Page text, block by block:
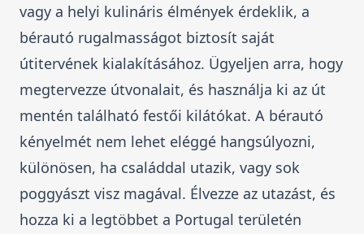
vagy a helyi kulináris élmények érdeklik, a
bérautó rugalmasságot biztosít saját
útitervének kialakításához. Ügyeljen arra, hogy
megtervezze útvonalait, és használja ki az út
mentén található festői kilátókat. A bérautó
kényelmét nem lehet eléggé hangsúlyozni,
különösen, ha családdal utazik, vagy sok
poggyászt visz magával. Élvezze az utazást, és
hozza ki a legtöbbet a Portugal területén